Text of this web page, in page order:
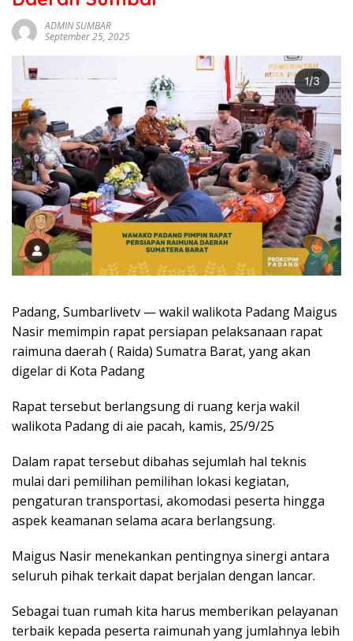
sumbar
tv
live
ADMIN SUMBAR
September 25, 2025
Padang, Sumbarlivetv — wakil walikota Padang Maigus
Nasir memimpin rapat persiapan pelaksanaan rapat
raimuna daerah ( Raida) Sumatra Barat, yang akan
digelar di Kota Padang
Rapat tersebut berlangsung di ruang kerja wakil
walikota Padang di aie pacah, kamis, 25/9/25
Dalam rapat tersebut dibahas sejumlah hal teknis
mulai dari pemilihan pemilihan lokasi kegiatan,
pengaturan transportasi, akomodasi peserta hingga
aspek keamanan selama acara berlangsung.
Maigus Nasir menekankan pentingnya sinergi antara
seluruh pihak terkait dapat berjalan dengan lancar.
Sebagai tuan rumah kita harus memberikan pelayanan
terbaik kepada peserta raimunah yang jumlahnya lebih